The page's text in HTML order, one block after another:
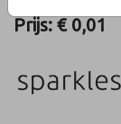
Prijs: € 0,01